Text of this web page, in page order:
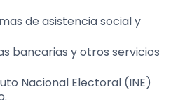
de asistencia social y
bancarias y otros servicios
Nacional Electoral (INE)